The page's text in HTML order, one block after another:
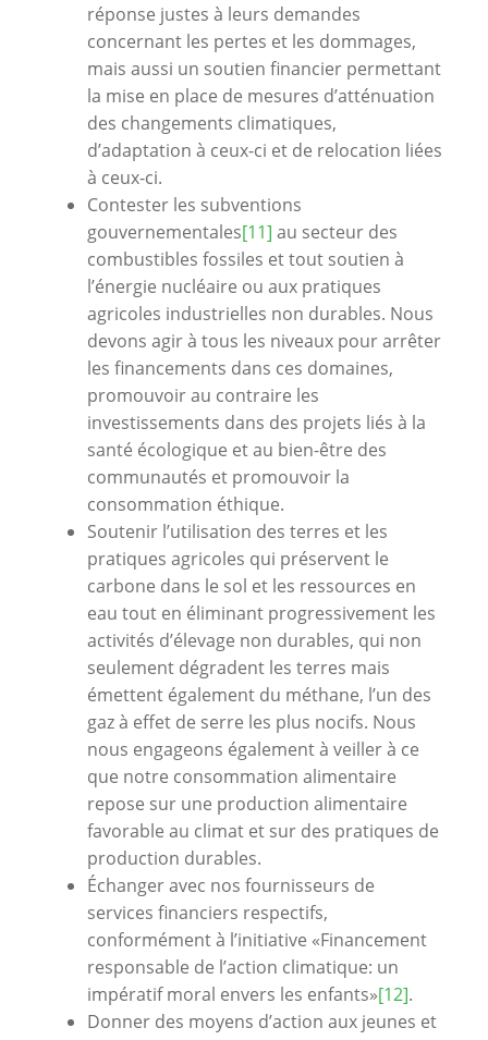
réponse justes à leurs demandes
concernant les pertes et les dommages,
mais aussi un soutien financier permettant
la mise en place de mesures d’atténuation
des changements climatiques,
d’adaptation à ceux-ci et de relocation liées
à ceux-ci.
Contester les subventions
gouvernementales[11] au secteur des
combustibles fossiles et tout soutien à
l’énergie nucléaire ou aux pratiques
agricoles industrielles non durables. Nous
devons agir à tous les niveaux pour arrêter
les financements dans ces domaines,
promouvoir au contraire les
investissements dans des projets liés à la
santé écologique et au bien-être des
communautés et promouvoir la
consommation éthique.
Soutenir l’utilisation des terres et les
pratiques agricoles qui préservent le
carbone dans le sol et les ressources en
eau tout en éliminant progressivement les
activités d’élevage non durables, qui non
seulement dégradent les terres mais
émettent également du méthane, l’un des
gaz à effet de serre les plus nocifs. Nous
nous engageons également à veiller à ce
que notre consommation alimentaire
repose sur une production alimentaire
favorable au climat et sur des pratiques de
production durables.
Échanger avec nos fournisseurs de
services financiers respectifs,
conformément à l’initiative «Financement
responsable de l’action climatique: un
impératif moral envers les enfants»[12].
Donner des moyens d’action aux jeunes et